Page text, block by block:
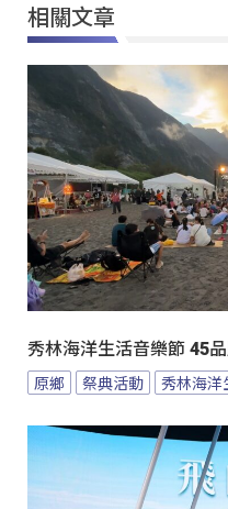
相關文章
秀林海洋生活音樂節 45
原鄉 祭典活動 秀林海洋